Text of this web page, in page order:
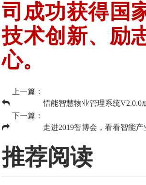
司成功获得国
技术创新、励
心。
上一篇：悟能智慧物业管理系统V2.0.0​
下一篇： 走进2019智博会，看看智能
推荐阅读